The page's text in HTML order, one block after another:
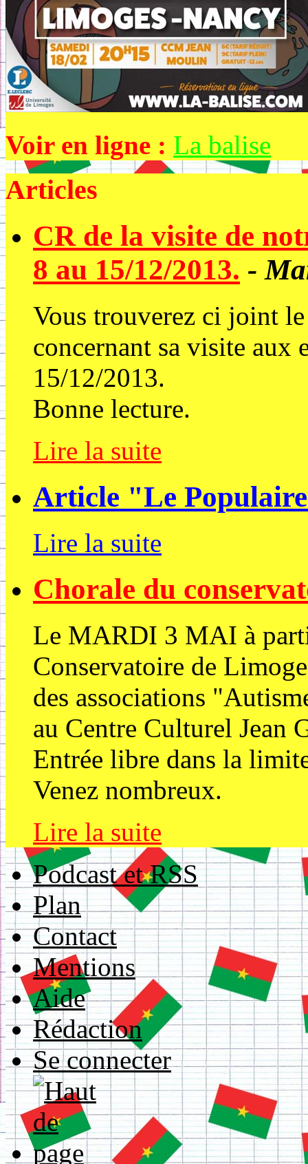
Voir en ligne : La balise
Articles
CR de la visite de
8 au 15/12/2013. -
Vous trouverez ci joint
concernant sa visite aux
15/12/2013.
Bonne lecture.
Lire la suite
Article "Le
Lire la suite
Chorale du
Le MARDI 3 MAI à
Conservatoire de
des associations
au Centre Culturel Jean
Entrée libre dans la
Venez nombreux.
Lire la suite
Podcast et RSS
Plan
Contact
Mentions
Aide
Rédaction
Se connecter